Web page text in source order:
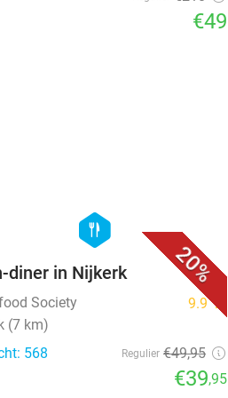
€49
20%
hexagon
food
diner in Nijkerk
Society 9.9star
(7 km)
568
Regulier €49,95
€39,95